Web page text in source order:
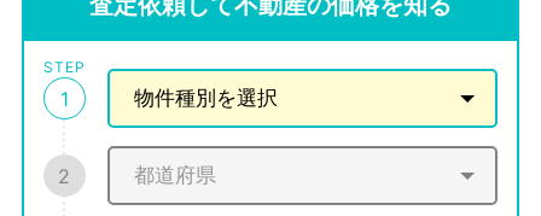
STEP
1
2